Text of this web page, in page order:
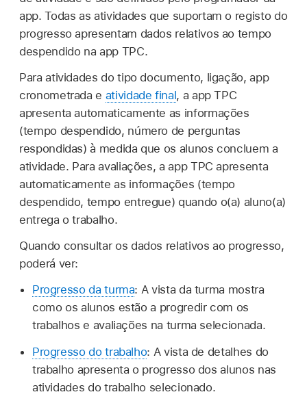
app. Todas as atividades que suportam o registo do
progresso apresentam dados relativos ao tempo
despendido na app TPC.
Para atividades do tipo documento, ligação, app
cronometrada e atividade final, a app TPC
apresenta automaticamente as informações
(tempo despendido, número de perguntas
respondidas) à medida que os alunos concluem a
atividade. Para avaliações, a app TPC apresenta
automaticamente as informações (tempo
despendido, tempo entregue) quando o(a) aluno(a)
entrega o trabalho.
Quando consultar os dados relativos ao progresso,
poderá ver:
Progresso da turma: A vista da turma mostra
como os alunos estão a progredir com os
trabalhos e avaliações na turma selecionada.
Progresso do trabalho: A vista de detalhes do
trabalho apresenta o progresso dos alunos nas
atividades do trabalho selecionado.